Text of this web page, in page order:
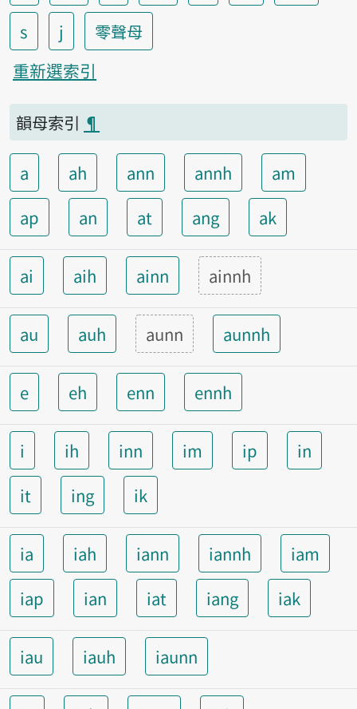
s
j
零聲母
重新選索引
韻母索引 ¶
a ah ann annh
am
ap
an at ang ak
ai aih ainn ainnh
au auh aunn aunnh
e eh enn ennh
i ih inn im ip
in
it
ing ik
ia iah iann iannh
iam
iap
ian iat iang iak
iau iauh iaunn